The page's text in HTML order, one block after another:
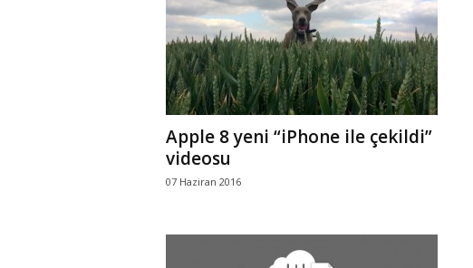
Apple 8 yeni “iPhone ile çekildi”
videosu
07 Haziran 2016